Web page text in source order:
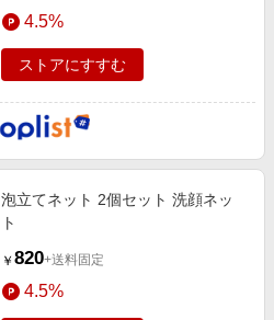
4.5%
ストアにすすむ
泡立てネット 2個セット 洗顔ネッ
ト
￥ 820+送料固定
4.5%